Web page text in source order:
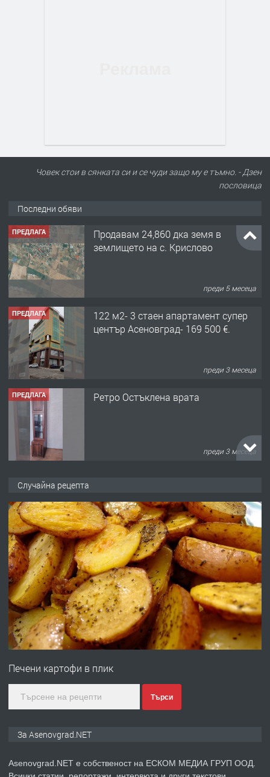
Човек стои в сянката си и се чуди защо му е тъмно. - Дзен
пословицa
Последни обяви
ПРЕДЛАГА
Продавам 24,860 дка земя в
землището на с. Крислово
преди 5 месеца
ПРЕДЛАГА
122 м2- 3 стаен апартамент супер
център Асеновград- 169 500 €.
преди 3 месеца
ПРЕДЛАГА Ретро Остъклена врата
преди 3 месеца
преди 10 месеца
ПРЕДЛАГА
Професионална броячна машина -
със сертификат от ЕЦБ
преди 1 година
ПРЕДЛАГА
Професионална зеленчукорезачка
Случайна рецепта
Печени картофи в плик
Търси
За Asenovgrad.NET
Asenovgrad.NET е собственост на ЕСКОМ МЕДИА ГРУП ООД.